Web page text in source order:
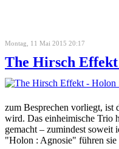
Montag, 11 Mai 2015 20:17
The Hirsch
zum Besprechen vorliegt, ist
wird. Das einheimische Trio
gemacht – zumindest soweit
"Holon : Agnosie" führen sie